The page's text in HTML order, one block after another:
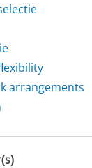
arrangements